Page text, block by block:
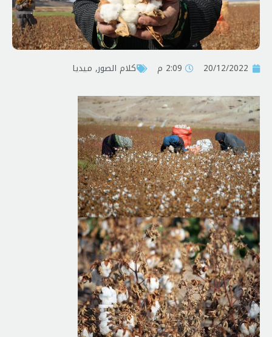
20/12/2022 2:09 م کلام الصور, ميديا